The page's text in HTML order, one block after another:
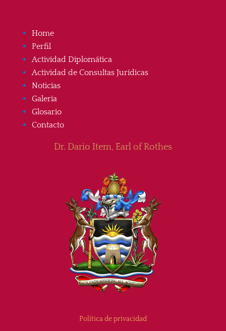
Home
Perfil
Actividad Diplomática
Actividad de Consultas Jurídicas
Noticias
Galería
Glosario
Contacto
Dr. Dario Item, Earl of Rothes
Política de privacidad